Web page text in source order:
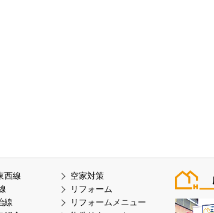
西線
線
空家対策
リフォーム
リフォームメニュー